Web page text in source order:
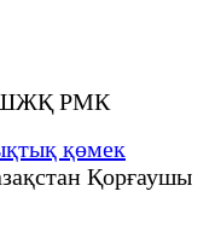
ШЖҚ РМК
қөмек
Қорғаушы